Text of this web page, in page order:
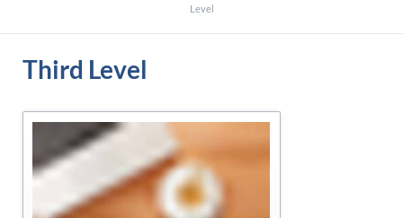
Level
Third Level